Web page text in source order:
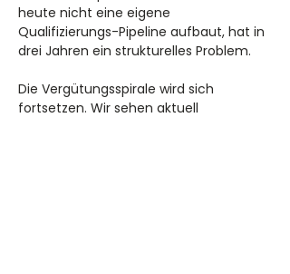
heute nicht eine eigene
Qualifizierungs-Pipeline aufbaut, hat in
drei Jahren ein strukturelles Problem.
Die Vergütungsspirale wird sich
fortsetzen. Wir sehen aktuell